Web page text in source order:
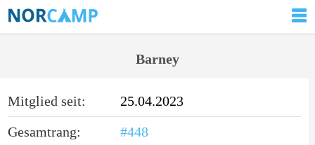
Barney
Mitglied seit:
25.04.2023
Gesamtrang:
#448